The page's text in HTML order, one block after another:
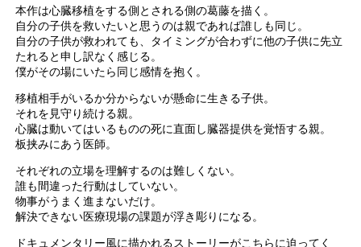
本作は心臓移植をする側とされる側の葛藤を描く。
自分の子供を救いたいと思うのは親であれば誰しも同じ。
自分の子供が救われても、タイミングが合わずに他の子供に先立
たれると申し訳なく感じる。
僕がその場にいたら同じ感情を抱く。
移植相手がいるか分からないが懸命に生きる子供。
それを見守り続ける親。
心臓は動いてはいるものの死に直面し臓器提供を覚悟する親。
板挟みにあう医師。
それぞれの立場を理解するのは難しくない。
誰も間違った行動はしていない。
物事がうまく進まないだけ。
解決できない医療現場の課題が浮き彫りになる。
ドキュメンタリー風に描かれるストーリーがこちらに迫ってく